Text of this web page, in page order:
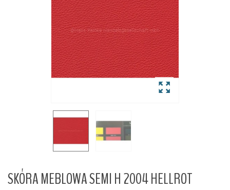
SKÓRA MEBLOWA SEMI H 2004 HELLROT